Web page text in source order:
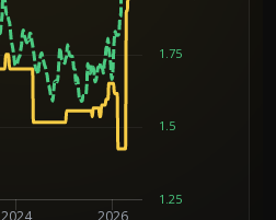
2024 2026
1.25
1.5
1.75